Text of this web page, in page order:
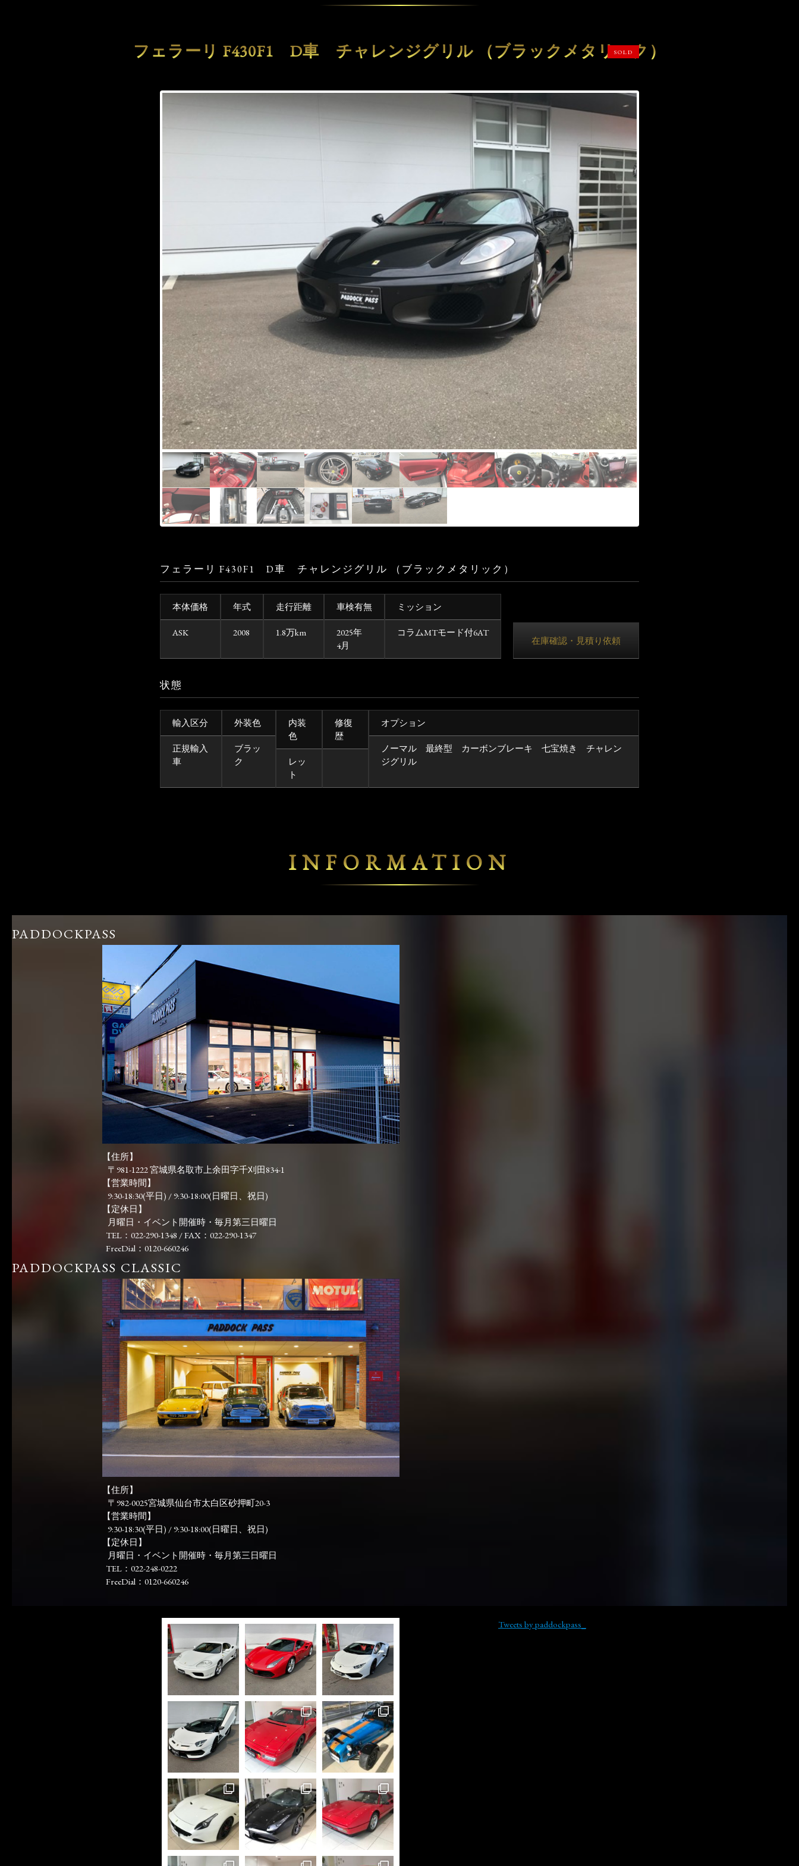
フェラーリ F430F1 D車 チャレンジグリル （ブラックメタリック）
SOLD
フェラーリ F430F1 D車 チャレンジグリル （ブラックメタリック）
本体価格
ASK
年式
2008
走行距離
1.8万km
車検有無
2025年
4月
ミッション
コラムMTモード付6AT
在庫確認・見積り依頼
状態
輸入区分
正規輸入
車
外装色
ブラッ
ク
内装
色
レッ
ト
修復
歴
オプション
ノーマル 最終型 カーボンブレーキ 七宝焼き チャレン
ジグリル
INFORMATION
PADDOCKPASS
【住所】
〒981-1222 宮城県名取市上余田字千刈田834-1
【営業時間】
9:30-18:30(平日) / 9:30-18:00(日曜日、祝日)
【定休日】
月曜日・イベント開催時・毎月第三日曜日
TEL：022-290-1348 / FAX：022-290-1347
FreeDial：0120-660246
PADDOCKPASS CLASSIC
【住所】
〒982-0025宮城県仙台市太白区砂押町20-3
【営業時間】
9:30-18:30(平日) / 9:30-18:00(日曜日、祝日)
【定休日】
月曜日・イベント開催時・毎月第三日曜日
TEL：022-248-0222
FreeDial：0120-660246
Tweets by paddockpass_